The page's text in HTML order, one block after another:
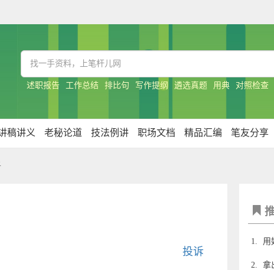
述职报告 工作总结 排比句 写作提纲 遴选真题 用典 对照检查
稿讲义 老秘论道 技法例讲 职场文档 精品汇编 笔友分享
投诉
1. 用
2. 拿